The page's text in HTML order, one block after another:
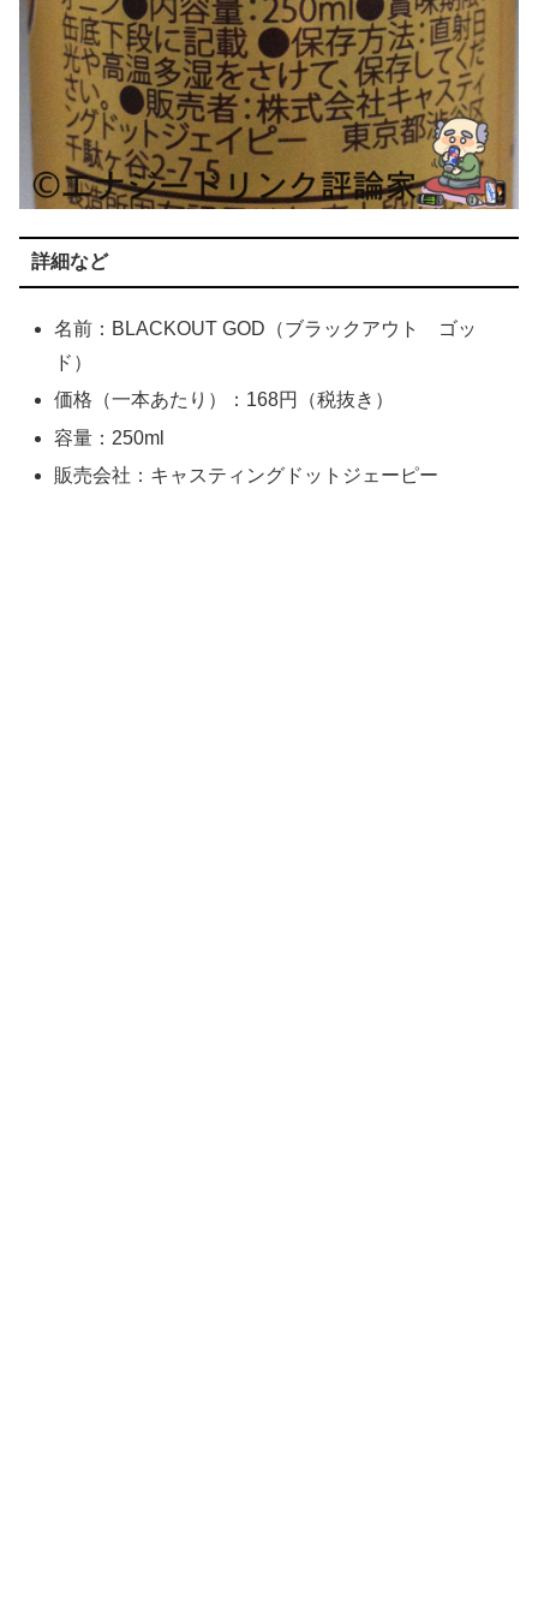
詳細など
名前：BLACKOUT GOD（ブラックアウト ゴッ
ド）
価格（一本あたり）：168円（税抜き）
容量：250ml
販売会社：キャスティングドットジェーピー